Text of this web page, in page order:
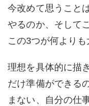
今改めて思うこと
やるのか、そして
この3つが何よりも
理想を具体的に描
だけ準備ができる
まない、自分の仕